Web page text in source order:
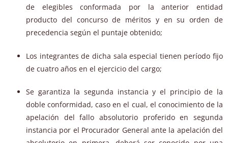
de elegibles conformada por la anterior entidad
producto del concurso de méritos y en su orden de
precedencia según el puntaje obtenido;
Los integrantes de dicha sala especial tienen período fijo
de cuatro años en el ejercicio del cargo;
Se garantiza la segunda instancia y el principio de la
doble conformidad, caso en el cual, el conocimiento de la
apelación del fallo absolutorio proferido en segunda
instancia por el Procurador General ante la apelación del